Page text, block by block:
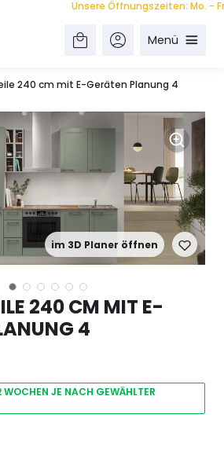
Unsere Öffnungszeiten: Mo. - Fr.
Menü
240 cm mit E-Geräten Planung 4
im 3D Planer öffnen
240 CM MIT E-
4
WOCHEN JE NACH GEWÄHLTER